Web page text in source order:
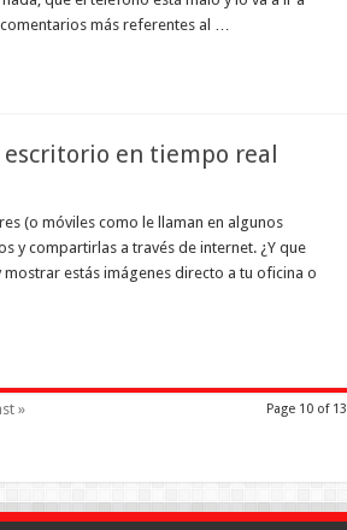
más referentes al …
en tiempo real
(o móviles como le llaman en algunos
y compartirlas a través de internet. ¿Y que
estás imágenes directo a tu oficina o
Page 10 of 13
»